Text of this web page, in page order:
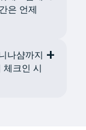
은 언제
나샴까지
크인 시